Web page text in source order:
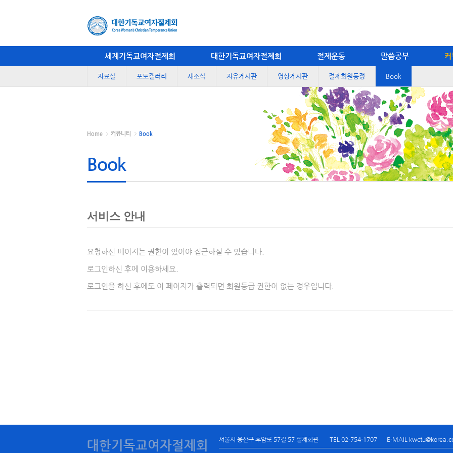
세계기독교여자절제회 대한기독교여자절제회 절제운동 말씀공부
자료실 포토갤러리 새소식 자유게시판 영상게시판 절제회원동정 Book
Home 커뮤니티 Book
Book
서비스 안내
요청하신 페이지는 권한이 있어야 접근하실 수 있습니다.
로그인하신 후에 이용하세요.
로그인을 하신 후에도 이 페이지가 출력되면 회원등급 권한이 없는 경우입니다.
대한기독교여자절제회 서울시 용산구 후암로 57길 57 절제회관 TEL 02-754-1707 E-MAIL